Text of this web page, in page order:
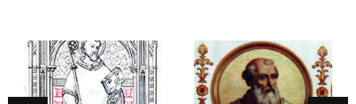
Papa Adriano-III,
quem foi ele?